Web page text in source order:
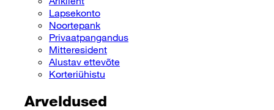
Lapsekonto
Noortepank
Privaatpangandus
Mitteresident
Alustav ettevõte
Korteriühistu
Arveldused